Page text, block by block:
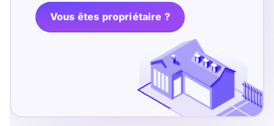
T13 T14 T15
m2
Vous êtes propriétaire ?